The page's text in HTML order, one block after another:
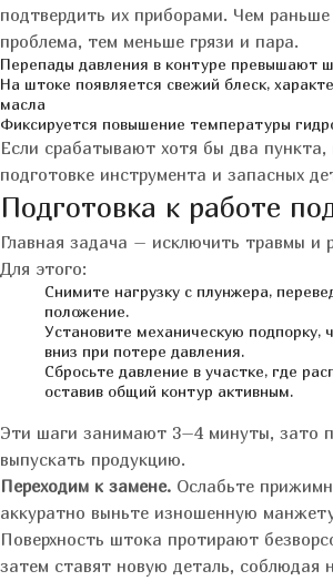
подтвердить их приборами. Чем раньше
проблема, тем меньше грязи и пара.
Перепады давления в контуре превышают
На штоке появляется свежий блеск,
масла
Фиксируется повышение температуры
Если срабатывают хотя бы два пункта,
подготовке инструмента и запасных
Подготовка к работе
Главная задача – исключить травмы и
Для этого:
Снимите нагрузку с плунжера,
положение.
Установите механическую подпорку,
вниз при потере давления.
Сбросьте давление в участке, где
оставив общий контур активным.
Эти шаги занимают 3–4 минуты, зато
выпускать продукцию.
Переходим к замене. Ослабьте
аккуратно выньте изношенную
Поверхность штока протирают
затем ставят новую деталь, соблюдая